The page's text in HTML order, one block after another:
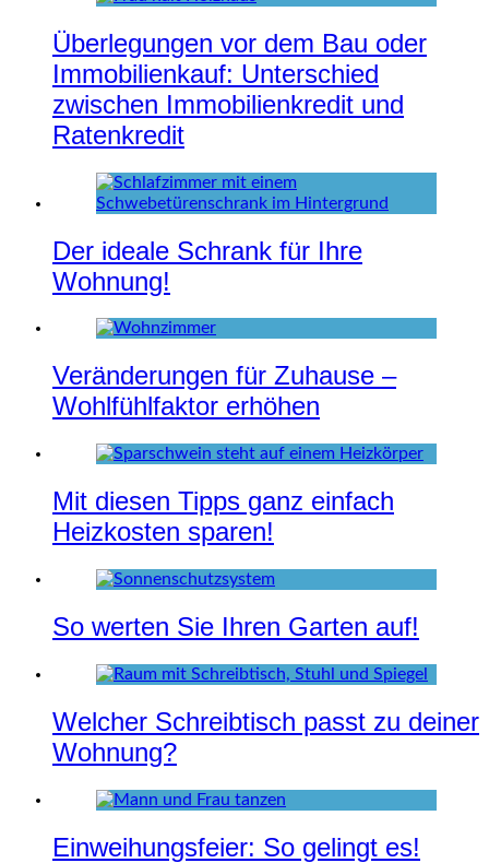
Überlegungen vor dem Bau oder
Immobilienkauf: Unterschied
zwischen Immobilienkredit und
Ratenkredit
Der ideale Schrank für Ihre
Wohnung!
Veränderungen für Zuhause –
Wohlfühlfaktor erhöhen
Mit diesen Tipps ganz einfach
Heizkosten sparen!
So werten Sie Ihren Garten auf!
Welcher Schreibtisch passt zu deiner
Wohnung?
Einweihungsfeier: So gelingt es!